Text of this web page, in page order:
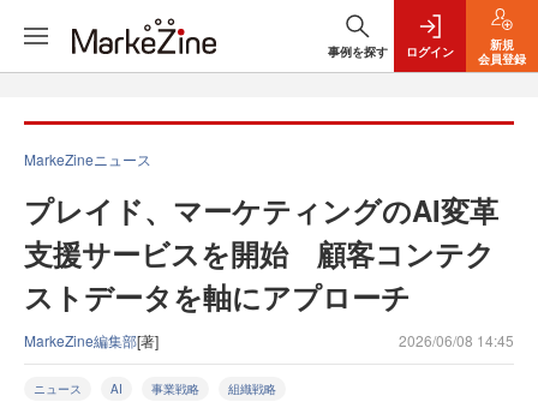
事例を探す ログイン
新規
会員登録
MarkeZineニュース
プレイド、マーケティングのAI変革
支援サービスを開始 顧客コンテク
ストデータを軸にアプローチ
MarkeZine編集部[著] 2026/06/08 14:45
ニュース AI 事業戦略 組織戦略